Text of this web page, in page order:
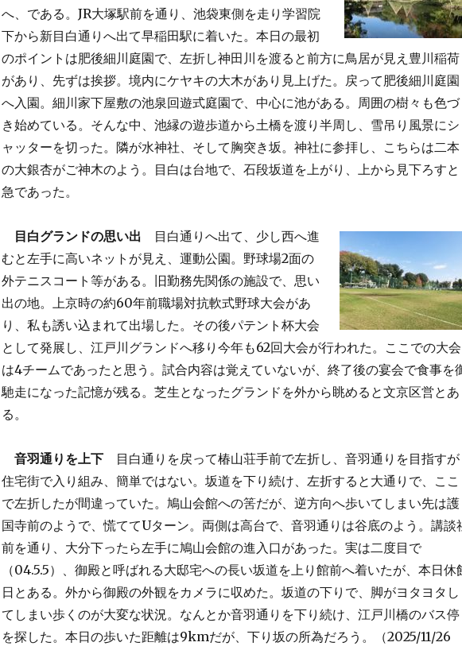
へ、である。JR大塚駅前を通り、池袋東側を走り学習院
下から新目白通りへ出て早稲田駅に着いた。本日の最初
のポイントは肥後細川庭園で、左折し神田川を渡ると前方に鳥居が見え豊川稲荷
があり、先ずは挨拶。境内にケヤキの大木があり見上げた。戻って肥後細川庭園
へ入園。細川家下屋敷の池泉回遊式庭園で、中心に池がある。周囲の樹々も色づ
き始めている。そんな中、池縁の遊歩道から土橋を渡り半周し、雪吊り風景にシ
ャッターを切った。隣が水神社、そして胸突き坂。神社に参拝し、こちらは二本
の大銀杏がご神木のよう。目白は台地で、石段坂道を上がり、上から見下ろすと
急であった。
目白グランドの思い出 目白通りへ出て、少し西へ進
むと左手に高いネットが見え、運動公園。野球場2面の
外テニスコート等がある。旧勤務先関係の施設で、思い
出の地。上京時の約60年前職場対抗軟式野球大会があ
り、私も誘い込まれて出場した。その後パテント杯大会
として発展し、江戸川グランドへ移り今年も62回大会が行われた。ここでの大会
は4チームであったと思う。試合内容は覚えていないが、終了後の宴会で食事を
馳走になった記憶が残る。芝生となったグランドを外から眺めると文京区営とあ
る。
音羽通りを上下目白通りを戻って椿山荘手前で左折し、音羽通りを目指すが
住宅街で入り組み、簡単ではない。坂道を下り続け、左折すると大通りで、ここ
で左折したが間違っていた。鳩山会館への筈だが、逆方向へ歩いてしまい先は護
国寺前のようで、慌ててUターン。両側は高台で、音羽通りは谷底のよう。講談
前を通り、大分下ったら左手に鳩山会館の進入口があった。実は二度目で
（04.5.5）、御殿と呼ばれる大邸宅への長い坂道を上り館前へ着いたが、本日休
日とある。外から御殿の外観をカメラに収めた。坂道の下りで、脚がヨタヨタし
てしまい歩くのが大変な状況。なんとか音羽通りを下り続け、江戸川橋のバス停
を探した。本日の歩いた距離は9kmだが、下り坂の所為だろう。（2025/11/26